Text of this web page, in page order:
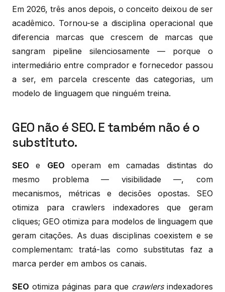
Em 2026, três anos depois, o conceito deixou de ser
acadêmico. Tornou-se a disciplina operacional que
diferencia marcas que crescem de marcas que
sangram pipeline silenciosamente — porque o
intermediário entre comprador e fornecedor passou
a ser, em parcela crescente das categorias, um
modelo de linguagem que ninguém treina.
GEO não é SEO. E também não é o
substituto.
SEO e GEO operam em camadas distintas do
mesmo problema — visibilidade —, com
mecanismos, métricas e decisões opostas. SEO
otimiza para crawlers indexadores que geram
cliques; GEO otimiza para modelos de linguagem que
geram citações. As duas disciplinas coexistem e se
complementam: tratá-las como substitutas faz a
marca perder em ambos os canais.
SEO otimiza páginas para que crawlersindexadores